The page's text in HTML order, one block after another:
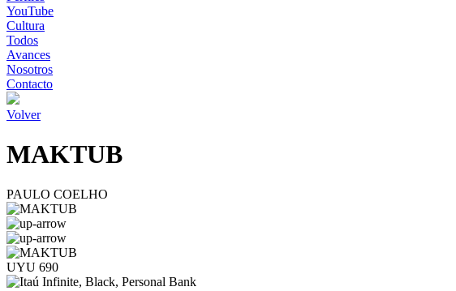
YouTube
Cultura
Todos
Avances
Nosotros
Contacto
Volver
MAKTUB
PAULO COELHO
UYU 690